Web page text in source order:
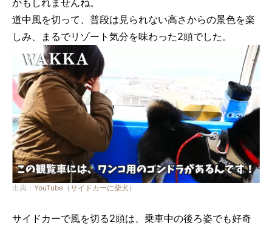
道中風を切って、普段は見られない高さからの景色を楽
しみ、まるでリゾート気分を味わった2頭でした。
出典： YouTube（サイドカーに柴犬）
サイドカーで風を切る2頭は、乗車中の後ろ姿でも好奇